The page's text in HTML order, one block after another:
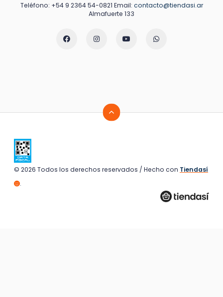
Teléfono: +54 9 2364 54-0821 Email: contacto@tiendasi.ar
Almafuerte 133
© 2026 Todos los derechos reservados / Hecho con Tiendasí
.